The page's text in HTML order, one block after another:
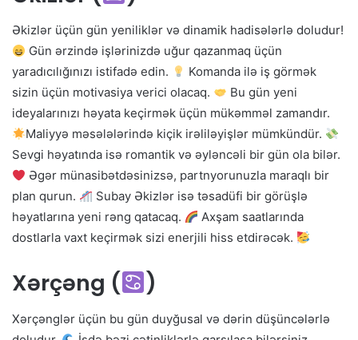
Əkizlər üçün gün yeniliklər və dinamik hadisələrlə doludur!
Gün ərzində işlərinizdə uğur qazanmaq üçün
yaradıcılığınızı istifadə edin.
Komanda ilə iş görmək
sizin üçün motivasiya verici olacaq.
Bu gün yeni
ideyalarınızı həyata keçirmək üçün mükəmməl zamandır.
Maliyyə məsələlərində kiçik irəliləyişlər mümkündür.
Sevgi həyatında isə romantik və əyləncəli bir gün ola bilər.
Əgər münasibətdəsinizsə, partnyorunuzla maraqlı bir
plan qurun.
Subay Əkizlər isə təsadüfi bir görüşlə
həyatlarına yeni rəng qatacaq.
Axşam saatlarında
dostlarla vaxt keçirmək sizi enerjili hiss etdirəcək.
Xərçəng ( )
Xərçənglər üçün bu gün duyğusal və dərin düşüncələrlə